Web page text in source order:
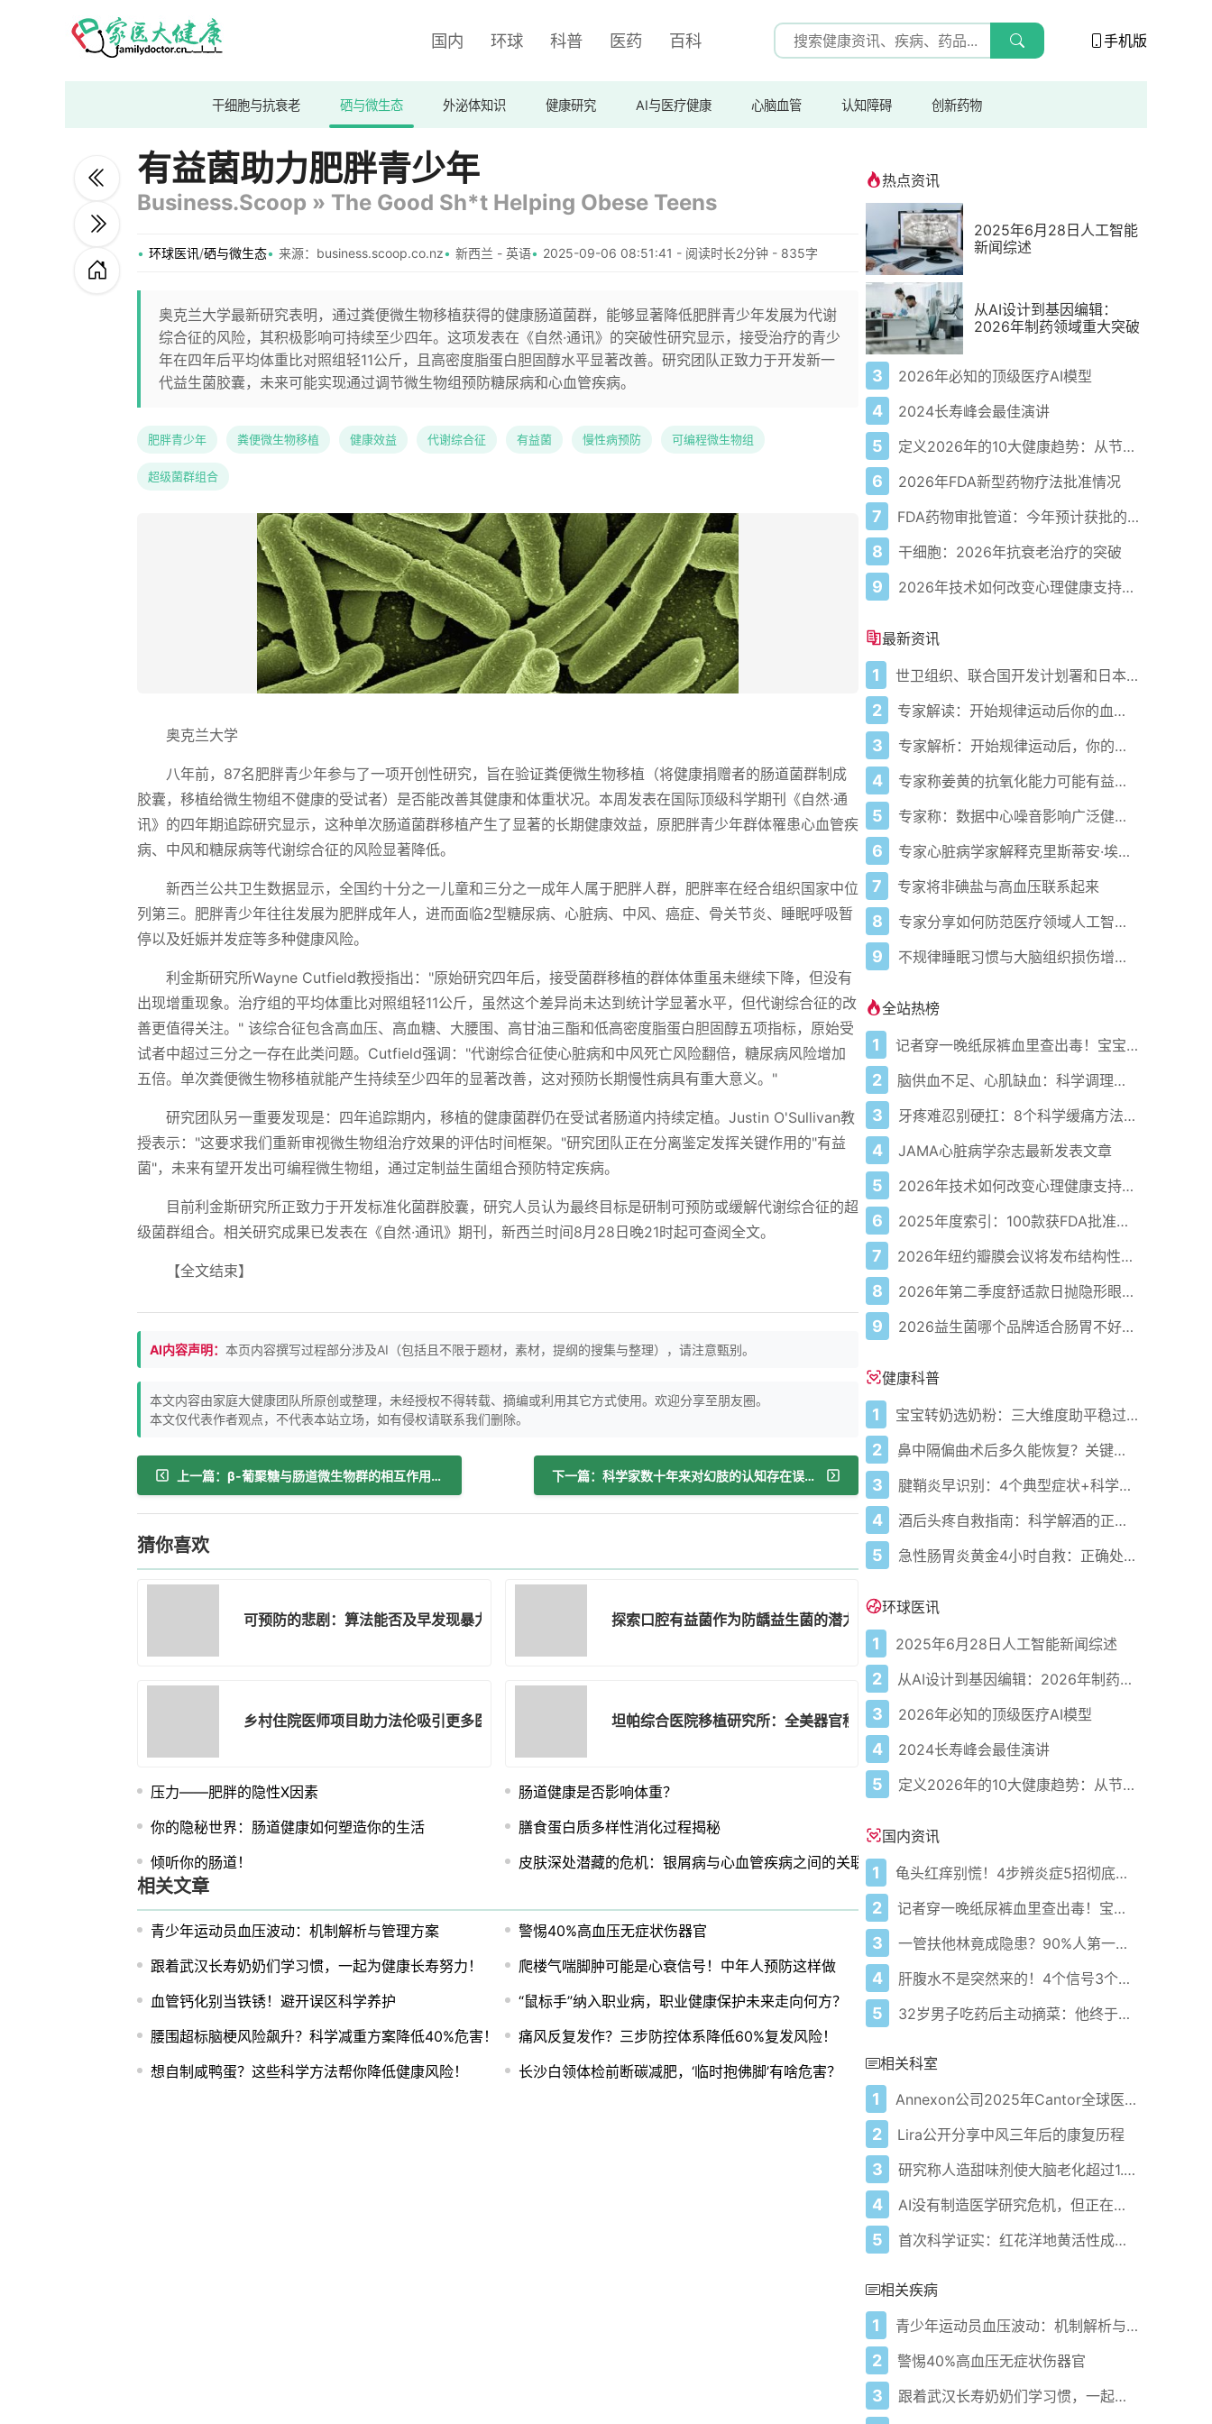
国内 环球 科普 医药 百科 手机版
干细胞与抗衰老 硒与微生态 外泌体知识 健康研究 AI与医疗健康 心脑血管 认知障碍 创新药物
有益菌助力肥胖青少年
Business.Scoop » The Good Sh*t Helping Obese Teens
环球医讯/硒与微生态 来源：business.scoop.co.nz 新西兰 - 英语 2025-09-06 08:51:41 - 阅读时长2分钟 - 835字
奥克兰大学最新研究表明，通过粪便微生物移植获得的健康肠道菌群，能够显著降低肥胖青少年发展为代谢
综合征的风险，其积极影响可持续至少四年。这项发表在《自然·通讯》的突破性研究显示，接受治疗的青少
年在四年后平均体重比对照组轻11公斤，且高密度脂蛋白胆固醇水平显著改善。研究团队正致力于开发新一
代益生菌胶囊，未来可能实现通过调节微生物组预防糖尿病和心血管疾病。
肥胖青少年 粪便微生物移植 健康效益 代谢综合征 有益菌 慢性病预防 可编程微生物组
超级菌群组合
奥克兰大学
八年前，87名肥胖青少年参与了一项开创性研究，旨在验证粪便微生物移植（将健康捐赠者的肠道菌群制成
胶囊，移植给微生物组不健康的受试者）是否能改善其健康和体重状况。本周发表在国际顶级科学期刊《自然·通
讯》的四年期追踪研究显示，这种单次肠道菌群移植产生了显著的长期健康效益，原肥胖青少年群体罹患心血管疾
病、中风和糖尿病等代谢综合征的风险显著降低。
新西兰公共卫生数据显示，全国约十分之一儿童和三分之一成年人属于肥胖人群，肥胖率在经合组织国家中位
列第三。肥胖青少年往往发展为肥胖成年人，进而面临2型糖尿病、心脏病、中风、癌症、骨关节炎、睡眠呼吸暂
停以及妊娠并发症等多种健康风险。
利金斯研究所Wayne Cutfield教授指出："原始研究四年后，接受菌群移植的群体体重虽未继续下降，但没有
出现增重现象。治疗组的平均体重比对照组轻11公斤，虽然这个差异尚未达到统计学显著水平，但代谢综合征的改
善更值得关注。" 该综合征包含高血压、高血糖、大腰围、高甘油三酯和低高密度脂蛋白胆固醇五项指标，原始受
试者中超过三分之一存在此类问题。Cutfield强调："代谢综合征使心脏病和中风死亡风险翻倍，糖尿病风险增加
五倍。单次粪便微生物移植就能产生持续至少四年的显著改善，这对预防长期慢性病具有重大意义。"
研究团队另一重要发现是：四年追踪期内，移植的健康菌群仍在受试者肠道内持续定植。Justin O'Sullivan教
授表示："这要求我们重新审视微生物组治疗效果的评估时间框架。"研究团队正在分离鉴定发挥关键作用的"有益
菌"，未来有望开发出可编程微生物组，通过定制益生菌组合预防特定疾病。
目前利金斯研究所正致力于开发标准化菌群胶囊，研究人员认为最终目标是研制可预防或缓解代谢综合征的超
级菌群组合。相关研究成果已发表在《自然·通讯》期刊，新西兰时间8月28日晚21时起可查阅全文。
【全文结束】
AI内容声明： 本页内容撰写过程部分涉及AI（包括且不限于题材，素材，提纲的搜集与整理），请注意甄别。
本文内容由家庭大健康团队所原创或整理，未经授权不得转载、摘编或利用其它方式使用。欢迎分享至朋友圈。
本文仅代表作者观点，不代表本站立场，如有侵权请联系我们删除。
上一篇：β-葡聚糖与肠道微生物群的相互作用机制及其对人类健康的促进作用 下一篇：科学家数十年来对幻肢的认知存在误区——最新研究
猜你喜欢
可预防的悲剧：算法能否及早发现暴力意图？ 探索口腔有益菌作为防龋益生菌的潜力
乡村住院医师项目助力法伦吸引更多医生 坦帕综合医院移植研究所：全美器官移植领域的领航者
压力——肥胖的隐性X因素
肠道健康是否影响体重？
你的隐秘世界：肠道健康如何塑造你的生活
膳食蛋白质多样性消化过程揭秘
倾听你的肠道！
皮肤深处潜藏的危机：银屑病与心血管疾病之间的关联
相关文章
青少年运动员血压波动：机制解析与管理方案
警惕40%高血压无症状伤器官
跟着武汉长寿奶奶们学习惯，一起为健康长寿努力！
爬楼气喘脚肿可能是心衰信号！中年人预防这样做
血管钙化别当铁锈！避开误区科学养护
“鼠标手”纳入职业病，职业健康保护未来走向何方？
腰围超标脑梗风险飙升？科学减重方案降低40%危害！
痛风反复发作？三步防控体系降低60%复发风险！
想自制咸鸭蛋？这些科学方法帮你降低健康风险！
长沙白领体检前断碳减肥，‘临时抱佛脚’有啥危害？
热点资讯
2025年6月28日人工智能
新闻综述
从AI设计到基因编辑：
2026年制药领域重大突破
3 2026年必知的顶级医疗AI模型
4 2024长寿峰会最佳演讲
5 定义2026年的10大健康趋势：从节律健康到冷热交替疗法
6 2026年FDA新型药物疗法批准情况
7 FDA药物审批管道：今年预计获批的关键新疗法
8 干细胞：2026年抗衰老治疗的突破
9 2026年技术如何改变心理健康支持的获取方式
最新资讯
1 世卫组织、联合国开发计划署和日本在加纳启动人工智能健康计划 应对气候敏感性疾病并加强医疗服务
2 专家解读：开始规律运动后你的血压会发生什么变化
3 专家解析：开始规律运动后，你的血压会发生什么变化
4 专家称姜黄的抗氧化能力可能有益心脏健康
5 专家称：数据中心噪音影响广泛健康问题
6 专家心脏病学家解释克里斯蒂安·埃里克森为丹麦队晕倒的原因
7 专家将非碘盐与高血压联系起来
8 专家分享如何防范医疗领域人工智能的负面影响
9 不规律睡眠习惯与大脑组织损伤增加相关
全站热榜
1 记者穿一晚纸尿裤血里查出毒！宝宝血液浓度竟是成人的5倍？
2 脑供血不足、心肌缺血：科学调理全攻略
3 牙疼难忍别硬扛：8个科学缓痛方法收好
4 JAMA心脏病学杂志最新发表文章
5 2026年技术如何改变心理健康支持的获取方式
6 2025年度索引：100款获FDA批准的AI驱动医疗设备
7 2026年纽约瓣膜会议将发布结构性心脏病最新研究成果
8 2026年第二季度舒适款日抛隐形眼镜推荐，优瞳主打长效佩戴体验
9 2026益生菌哪个品牌适合肠胃不好的人，常年饱受肠胃病痛看过来，梳理实用十大品牌
健康科普
1 宝宝转奶选奶粉：三大维度助平稳过渡
2 鼻中隔偏曲术后多久能恢复？关键看这几点
3 腱鞘炎早识别：4个典型症状+科学应对，避免关节卡壳
4 酒后头疼自救指南：科学解酒的正确打开方式
5 急性肠胃炎黄金4小时自救：正确处置与误区避坑关键
环球医讯
1 2025年6月28日人工智能新闻综述
2 从AI设计到基因编辑：2026年制药领域重大突破
3 2026年必知的顶级医疗AI模型
4 2024长寿峰会最佳演讲
5 定义2026年的10大健康趋势：从节律健康到冷热交替疗法
国内资讯
1 龟头红痒别慌！4步辨炎症5招彻底防复发
2 记者穿一晚纸尿裤血里查出毒！宝宝血液浓度竟是成人的5倍？
3 一管扶他林竟成隐患？90%人第一步就错了！
4 肝腹水不是突然来的！4个信号3个管理要点别等肚子鼓起来
5 32岁男子吃药后主动摘菜：他终于活过来了？
相关科室
1 Annexon公司2025年Cantor全球医疗健康会议演讲纪要
2 Lira公开分享中风三年后的康复历程
3 研究称人造甜味剂使大脑老化超过1.5年
4 AI没有制造医学研究危机，但正在扩大其影响
5 首次科学证实：红花洋地黄活性成分有助治疗心力衰竭
相关疾病
1 青少年运动员血压波动：机制解析与管理方案
2 警惕40%高血压无症状伤器官
3 跟着武汉长寿奶奶们学习惯，一起为健康长寿努力！